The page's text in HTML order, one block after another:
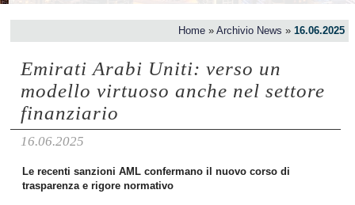
Home »Archivio News »16.06.2025
Emirati Arabi Uniti: verso un
modello virtuoso anche nel settore
finanziario
16.06.2025
Le recenti sanzioni AML confermano il nuovo corso di
trasparenza e rigore normativo